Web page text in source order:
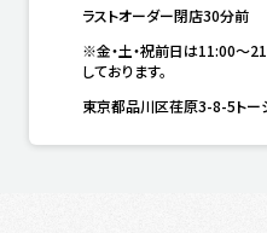
ラストオーダー閉店30分前
※金・土・祝前日は11:00～
しております。
東京都品川区荏原3-8-5トー